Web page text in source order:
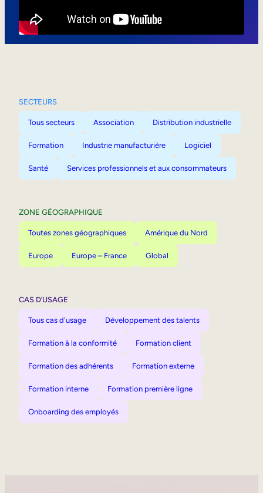
SECTEURS
Tous secteurs Association Distribution industrielle
Formation Industrie manufacturière Logiciel
Santé Services professionnels et aux consommateurs
ZONE GÉOGRAPHIQUE
Toutes zones géographiques Amérique du Nord
Europe Europe – France Global
CAS D’USAGE
Tous cas d'usage Développement des talents
Formation à la conformité Formation client
Formation des adhérents Formation externe
Formation interne Formation première ligne
Onboarding des employés